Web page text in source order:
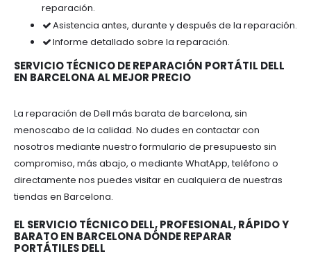
reparación.
Asistencia antes, durante y después de la reparación.
Informe detallado sobre la reparación.
SERVICIO TÉCNICO DE REPARACIÓN PORTÁTIL DELL
EN BARCELONA AL MEJOR PRECIO
La reparación de Dell más barata de barcelona, sin
menoscabo de la calidad. No dudes en contactar con
nosotros mediante nuestro formulario de presupuesto sin
compromiso, más abajo, o mediante WhatApp, teléfono o
directamente nos puedes visitar en cualquiera de nuestras
tiendas en Barcelona.
EL SERVICIO TÉCNICO DELL, PROFESIONAL, RÁPIDO Y
BARATO EN BARCELONA DÓNDE REPARAR
PORTÁTILES DELL